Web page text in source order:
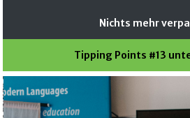
Nichts mehr
Tipping Points #13